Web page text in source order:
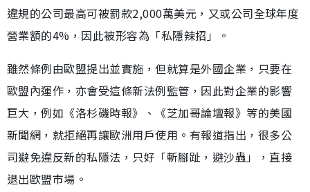
違規的公司最高可被罰款2,000萬美元，又或公司全球年度
營業額的4%，因此被形容為「私隱辣招」。
雖然條例由歐盟提出並實施，但就算是外國企業，只要在
歐盟內運作，亦會受這條新法例監管，因此對企業的影響
巨大，例如《洛杉磯時報》、《芝加哥論壇報》等的美國
新聞網，就拒絕再讓歐洲用戶使用。有報道指出，很多公
司避免違反新的私隱法，只好「斬腳趾，避沙蟲」，直接
退出歐盟市場。